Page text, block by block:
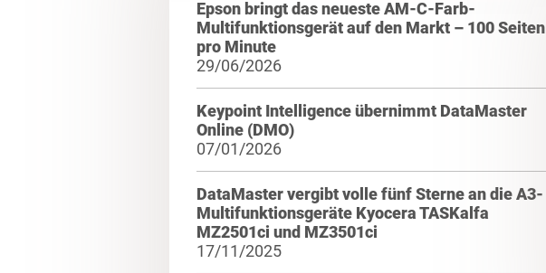
Epson bringt das neueste AM-C-Farb-
Multifunktionsgerät auf den Markt – 100 Seiten
pro Minute
29/06/2026
Keypoint Intelligence übernimmt DataMaster
Online (DMO)
07/01/2026
DataMaster vergibt volle fünf Sterne an die A3-
Multifunktionsgeräte Kyocera TASKalfa
MZ2501ci und MZ3501ci
17/11/2025